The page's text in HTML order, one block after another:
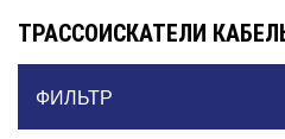
ТРАССОИСКАТЕЛИ
ФИЛЬТР